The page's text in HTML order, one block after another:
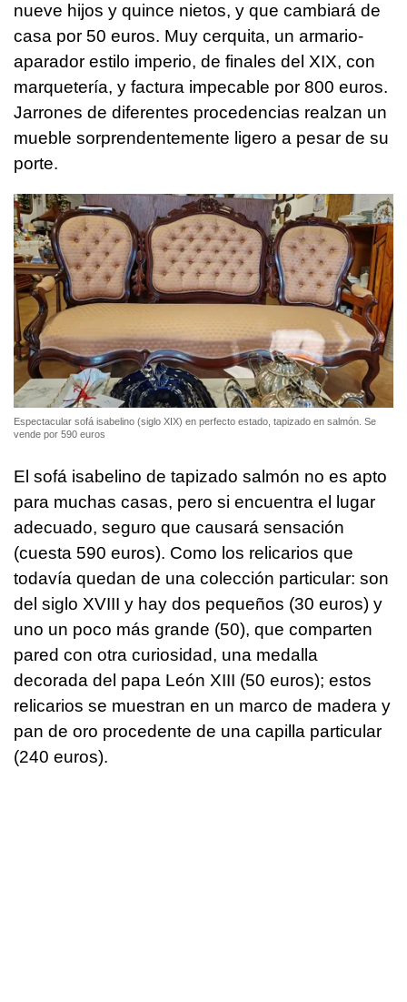
nueve hijos y quince nietos, y que cambiará de
casa por 50 euros. Muy cerquita, un armario-
aparador estilo imperio, de finales del XIX, con
marquetería, y factura impecable por 800 euros.
Jarrones de diferentes procedencias realzan un
mueble sorprendentemente ligero a pesar de su
porte.
Espectacular sofá isabelino (siglo XIX) en perfecto estado, tapizado en salmón. Se
vende por 590 euros
El sofá isabelino de tapizado salmón no es apto
para muchas casas, pero si encuentra el lugar
adecuado, seguro que causará sensación
(cuesta 590 euros). Como los relicarios que
todavía quedan de una colección particular: son
del siglo XVIII y hay dos pequeños (30 euros) y
uno un poco más grande (50), que comparten
pared con otra curiosidad, una medalla
decorada del papa León XIII (50 euros); estos
relicarios se muestran en un marco de madera y
pan de oro procedente de una capilla particular
(240 euros).